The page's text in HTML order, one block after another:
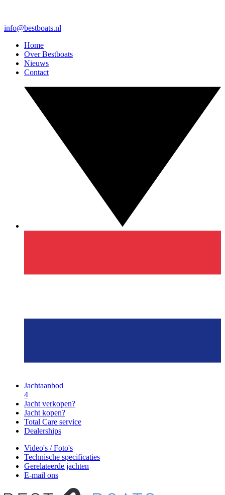
info@bestboats.nl
Home
Over Bestboats
Nieuws
Contact
Jachtaanbod
4
Jacht verkopen?
Jacht kopen?
Total Care service
Dealerships
Video's / Foto's
Technische specificaties
Gerelateerde jachten
E-mail ons